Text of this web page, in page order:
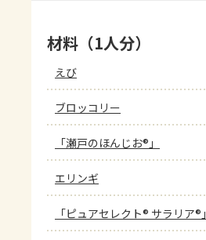
材料（1人分）
えび
ブロッコリー
「瀬戸のほんじお®」
エリンギ
「ピュアセレクト® サラリア®」